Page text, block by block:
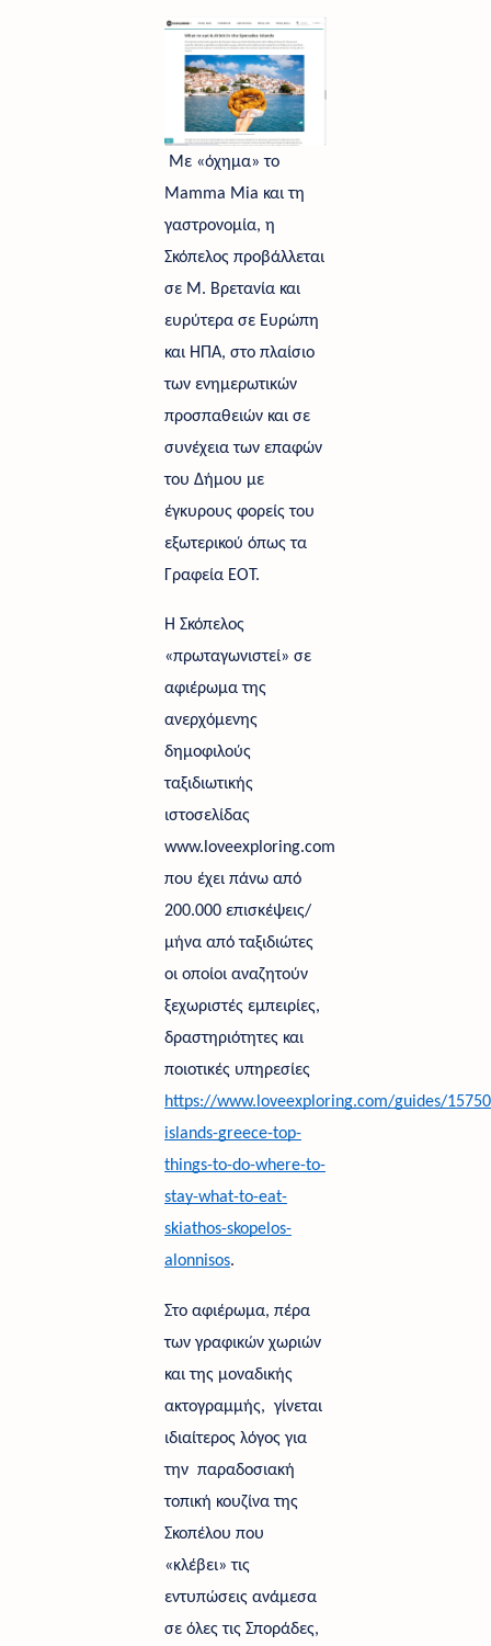
Με «όχημα» το
Mamma Mia και τη
γαστρονομία, η
Σκόπελος προβάλλεται
σε Μ. Βρετανία και
ευρύτερα σε Ευρώπη
και ΗΠΑ, στο πλαίσιο
των ενημερωτικών
προσπαθειών και σε
συνέχεια των επαφών
του Δήμου με
έγκυρους φορείς του
εξωτερικού όπως τα
Γραφεία ΕΟΤ.
Η Σκόπελος
«πρωταγωνιστεί» σε
αφιέρωμα της
ανερχόμενης
δημοφιλούς
ταξιδιωτικής
ιστοσελίδας
www.loveexploring.com
που έχει πάνω από
200.000 επισκέψεις/
μήνα από ταξιδιώτες
οι οποίοι αναζητούν
ξεχωριστές εμπειρίες,
δραστηριότητες και
https://www.loveexploring.com/guides/
islands-greece-top-
things-to-do-where-to-
stay-what-to-eat-
skiathos-skopelos-
alonnisos.
Στο αφιέρωμα, πέρα
των γραφικών χωριών
και της μοναδικής
ακτογραμμής,  γίνεται
ιδιαίτερος λόγος για
την  παραδοσιακή
τοπική κουζίνα της
Σκοπέλου που
«κλέβει» τις
εντυπώσεις ανάμεσα
σε όλες τις Σποράδες,